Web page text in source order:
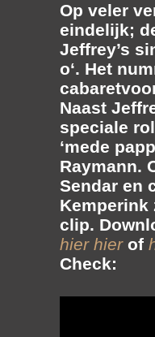
Op veler
eindelijk;
Jeffrey’s
o‘. Het
Naast
speciale
‘mede
Raymann.
Sendar en
Kemperink
clip.
hier hierof
Check: